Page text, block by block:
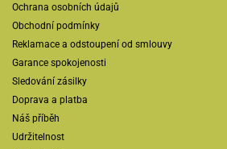
Ochrana osobních údajů
Obchodní podmínky
Reklamace a odstoupení od smlouvy
Garance spokojenosti
Sledování zásilky
Doprava a platba
Náš příběh
Udržitelnost